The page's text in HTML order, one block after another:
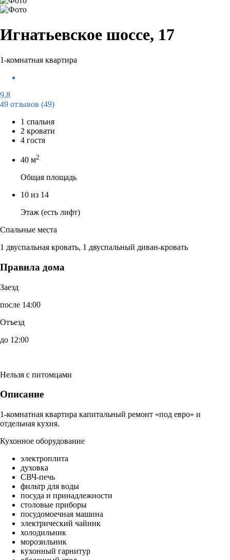
Игнатьевское шоссе, 17
1-комнатная квартира
9,8
49 отзывов (49)
1 спальня
2 кровати
4 гостя
40 м2
Общая площадь
10 из 14
Этаж (есть лифт)
Спальные места
1 двуспальная кровать, 1 двуспальный диван-кровать
Правила дома
Заезд
после 14:00
Отъезд
до 12:00
Нельзя с питомцами
Описание
1-комнатная квартира капитальный ремонт «под евро» и
отдельная кухня.
Кухонное оборудование
электроплита
духовка
СВЧ-печь
фильтр для воды
посуда и принадлежности
столовые приборы
посудомоечная машина
электрический чайник
холодильник
морозильник
кухонный гарнитур